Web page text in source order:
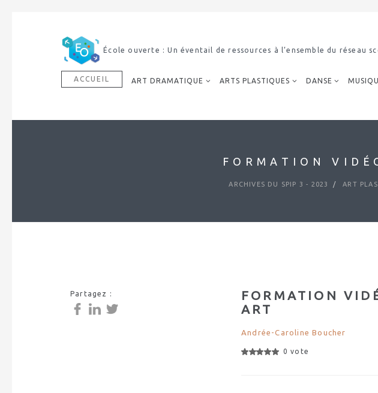
École ouverte : Un éventail de ressources à l’ensemble du réseau scolaire
ACCUEIL ART DRAMATIQUE ARTS PLASTIQUES DANSE
FORMATION
ARCHIVES DU SPIP 3 - 2023 ART
Partagez :
FORMATION
ART
Andrée-Caroline Boucher
0 vote